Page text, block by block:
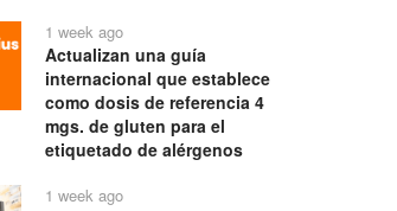
1 week ago
Actualizan una guía
internacional que establece
como dosis de referencia 4
mgs. de gluten para el
etiquetado de alérgenos
1 week ago